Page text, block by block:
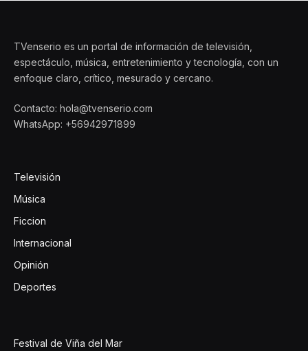
TVenserio es un portal de información de televisión,
espectáculo, música, entretenimiento y tecnología, con un
enfoque claro, crítico, mesurado y cercano.
Contacto: hola@tvenserio.com
WhatsApp: +56942971899
Televisión
Música
Ficcion
Internacional
Opinión
Deportes
Festival de Viña del Mar